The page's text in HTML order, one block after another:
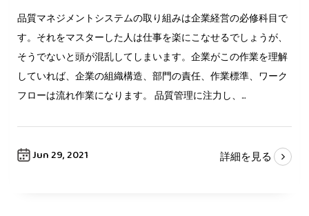
品質マネジメントシステムの取り組みは企業経営の必修科目で
す。それをマスターした人は仕事を楽にこなせるでしょうが、
そうでないと頭が混乱してしまいます。企業がこの作業を理解
していれば、企業の組織構造、部門の責任、作業標準、ワーク
フローは流れ作業になります。 品質管理に注力し、...
Jun 29, 2021 詳細を見る